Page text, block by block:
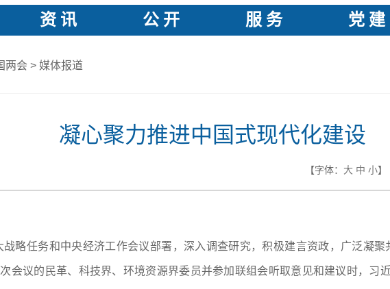
资 讯 公 开 服 务 党 建
两会 > 媒体报道
凝心聚力推进中国式现代化建设
【字体： 大 中 小】
战略任务和中央经济工作会议部署，深入调查研究，积极建言资政，广泛凝
会议的民革、科技界、环境资源界委员并参加联组会听取意见和建议时，习